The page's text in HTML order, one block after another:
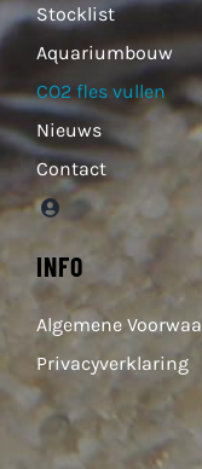
Stocklist
Aquariumbouw
CO2 fles vullen
Nieuws
Contact
INFO
Algemene
Privacyverklaring